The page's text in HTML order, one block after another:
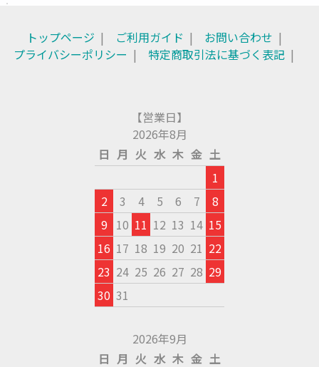
トップページ ご利用ガイド
お問い合わせ
プライバシーポリシー
特定商取引法に基づく表記
【営業日】
2026年8月
日 月 火 水 木 金 土
1
2
3 4 5 6 7
8
9 10 11 12 13 14 15
16 17 18 19 20 21 22
23 24 25 26 27 28 29
30 31
2026年9月
日 月 火 水 木 金 土